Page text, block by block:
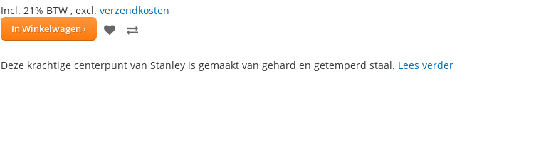
Incl. 21% BTW , excl. verzendkosten
In Winkelwagen
VOEG
Deze krachtige centerpunt van Stanley is gemaakt van gehard en getemperd staal. Lees verder